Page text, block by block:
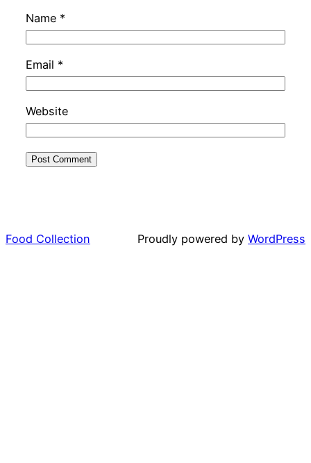
Name *
Email *
Website
Food Collection Proudly powered by WordPress